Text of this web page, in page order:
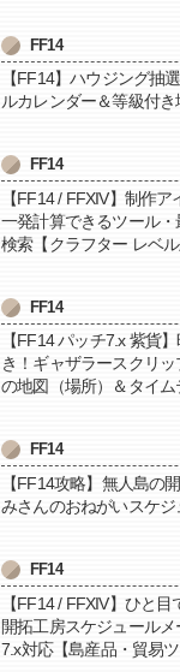
FF14
【FF14】ハウジング抽
ルカレンダー＆等級付
FF14
【FF14 / FFXIV】制作
一発計算できるツール
検索【クラフター レベル
FF14
【FF14 パッチ7.x 紫貨
き！ギャザラースクリ
の地図（場所）＆タイム
FF14
【FF14攻略】無人島の
みさんのおねがいスケ
FF14
【FF14 / FFXIV】ひと
開拓工房スケジュール
7.x対応【島産品・貿易ツ